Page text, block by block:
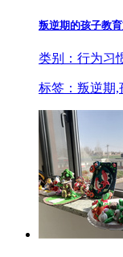
叛逆期的孩子教
类别：行为习
标签：叛逆期,